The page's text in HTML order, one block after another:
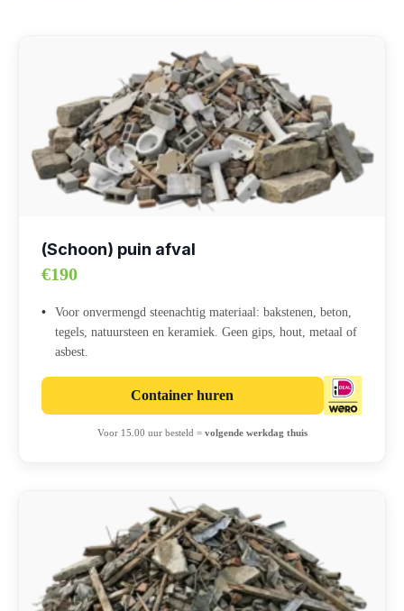
(Schoon) puin afval
€190
Voor onvermengd steenachtig materiaal: bakstenen, beton,
tegels, natuursteen en keramiek. Geen gips, hout, metaal of
asbest.
Container huren
Voor 15.00 uur besteld = volgende werkdag thuis